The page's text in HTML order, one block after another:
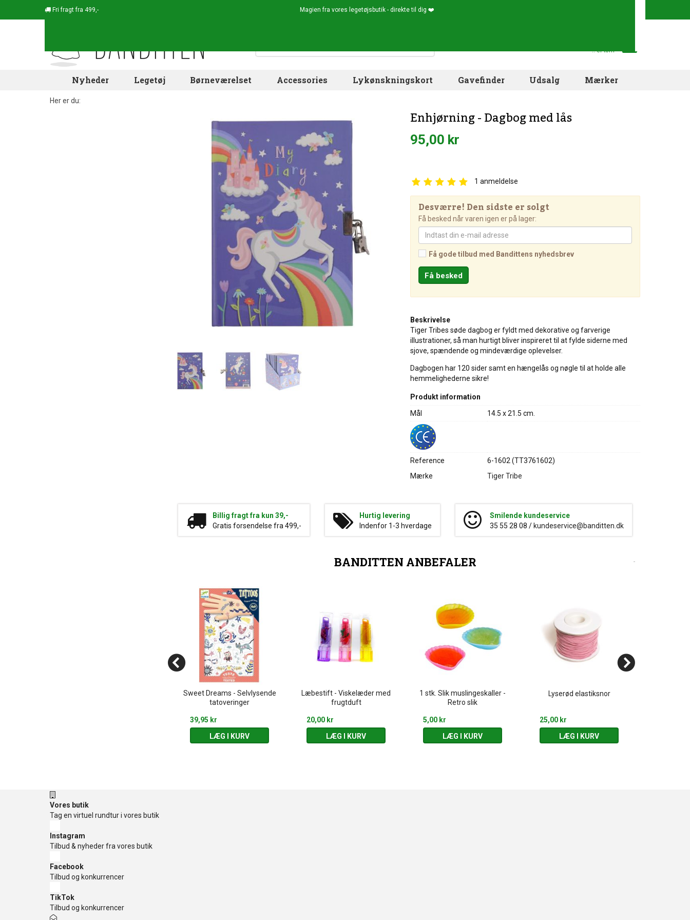
Fri fragt fra 499,- Magien fra vores legetøjsbutik - direkte til dig ❤️
.. er tom
Nyheder Legetøj Børneværelset Accessories Lykønskningskort Gavefinder Udsalg Mærker
Her er du:
Enhjørning - Dagbog med lås
95,00 kr
1 anmeldelse
Desværre! Den sidste er solgt
Få besked når varen igen er på lager:
Få gode tilbud med Bandittens nyhedsbrev
Beskrivelse
Tiger Tribes søde dagbog er fyldt med dekorative og farverige
illustrationer, så man hurtigt bliver inspireret til at fylde siderne med
sjove, spændende og mindeværdige oplevelser.
Dagbogen har 120 sider samt en hængelås og nøgle til at holde alle
hemmelighederne sikre!
Produkt information
Mål
14.5 x 21.5 cm.
Reference
6-1602 (TT3761602)
Mærke
Tiger Tribe
Billig fragt fra kun 39,-
Gratis forsendelse fra 499,-
Hurtig levering
Indenfor 1-3 hverdage
Smilende kundeservice
35 55 28 08 / kundeservice@banditten.dk
BANDITTEN ANBEFALER
Sweet Dreams - Selvlysende
tatoveringer
39,95 kr
LÆG I KURV
Læbestift - Viskelæder med
frugtduft
20,00 kr
LÆG I KURV
1 stk. Slik muslingeskaller -
Retro slik
5,00 kr
LÆG I KURV
Lyserød elastiksnor
25,00 kr
LÆG I KURV
Vores butik
Tag en virtuel rundtur i vores butik
Instagram
Tilbud & nyheder fra vores butik
Facebook
Tilbud og konkurrencer
TikTok
Tilbud og konkurrencer